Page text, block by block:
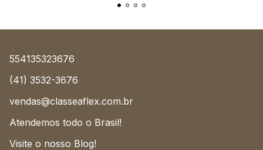
554135323676
(41) 3532-3676
vendas@classeaflex.com.br
Atendemos todo o Brasil!
Visite o nosso Blog!